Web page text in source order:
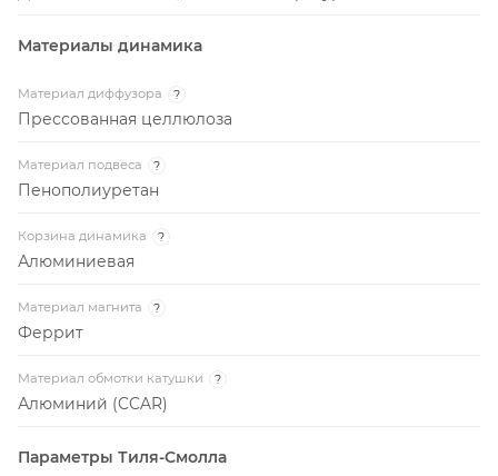
Материалы динамика
Материал диффузора ?
Прессованная целлюлоза
Материал подвеса ?
Пенополиуретан
Корзина динамика ?
Алюминиевая
Материал магнита ?
Феррит
Материал обмотки катушки ?
Алюминий (CCAR)
Параметры Тиля-Смолла